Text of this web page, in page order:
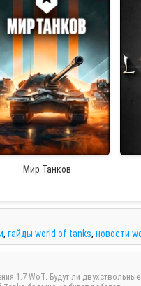
Мир Танков
, гайды world of tanks, новости
1.7 WoT. Будут ли двухствольные